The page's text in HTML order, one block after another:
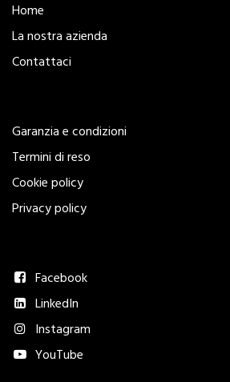
Home
La nostra azienda
Contattaci
Garanzia e condizioni
Termini di reso
Cookie policy
Privacy policy
Facebook
LinkedIn
Instagram
YouTube